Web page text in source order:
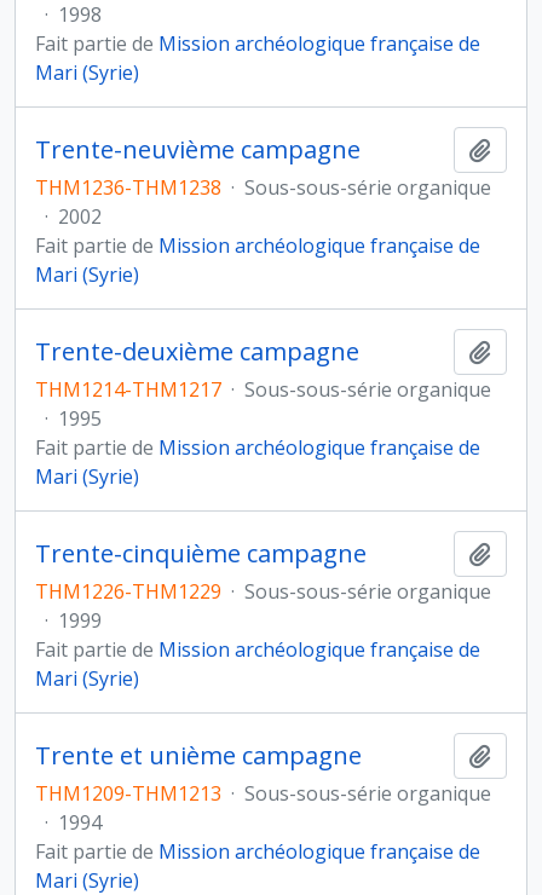
· 1998
Fait partie de Mission archéologique française de
Mari (Syrie)
Trente-neuvième campagne
THM1236-THM1238 · Sous-sous-série organique
· 2002
Fait partie de Mission archéologique française de
Mari (Syrie)
Trente-deuxième campagne
THM1214-THM1217 · Sous-sous-série organique
· 1995
Fait partie de Mission archéologique française de
Mari (Syrie)
Trente-cinquième campagne
THM1226-THM1229 · Sous-sous-série organique
· 1999
Fait partie de Mission archéologique française de
Mari (Syrie)
Trente et unième campagne
THM1209-THM1213 · Sous-sous-série organique
· 1994
Fait partie de Mission archéologique française de
Mari (Syrie)